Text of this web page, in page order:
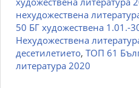
нехудожествена
50 БГ художествена 1.01.-
Нехудожествена
десетилетието, ТОП 61
литература 2020